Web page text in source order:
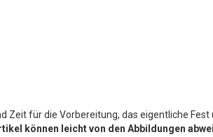
für die Vorbereitung, das eigentliche Fest
können leicht von den Abbildungen